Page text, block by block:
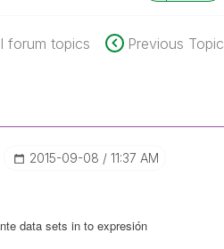
forum topics Previous Topic
‎2015-09-08 11:37 AM
data sets in to expresión